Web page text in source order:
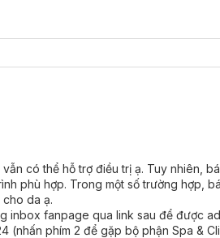
có thể hỗ trợ điều trị ạ. Tuy nhiên,
phù hợp. Trong một số trường hợp,
da ạ.
inbox fanpage qua link sau để được
(nhấn phím 2 để gặp bộ phận Spa &